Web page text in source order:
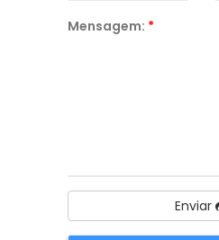
Mensagem: *
Enviar